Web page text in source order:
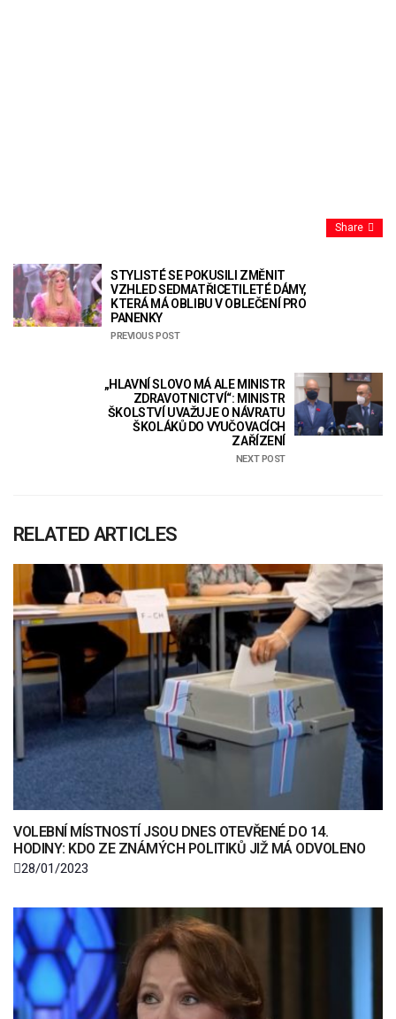
Share
STYLISTÉ SE POKUSILI ZMĚNIT
VZHLED SEDMATŘICETILETÉ DÁMY,
KTERÁ MÁ OBLIBU V OBLEČENÍ PRO
PANENKY
PREVIOUS POST
„HLAVNÍ SLOVO MÁ ALE MINISTR
ZDRAVOTNICTVÍ“: MINISTR
ŠKOLSTVÍ UVAŽUJE O NÁVRATU
ŠKOLÁKŮ DO VYUČOVACÍCH
ZAŘÍZENÍ
NEXT POST
RELATED ARTICLES
VOLEBNÍ MÍSTNOSTÍ JSOU DNES OTEVŘENÉ DO 14.
HODINY: KDO ZE ZNÁMÝCH POLITIKŮ JIŽ MÁ ODVOLENO
28/01/2023